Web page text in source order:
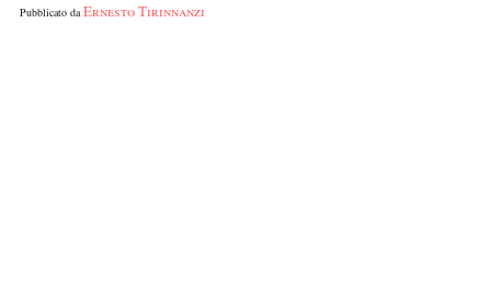
Pubblicato daErnesto Tirinnanzi